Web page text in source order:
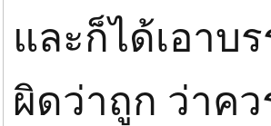
และก็ได้เอาบ
ผิดว่าถูก ว่าคว